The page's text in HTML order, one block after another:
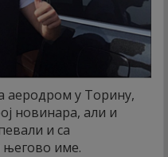
аеродром у Торину,
новинара, али и
и са
име.